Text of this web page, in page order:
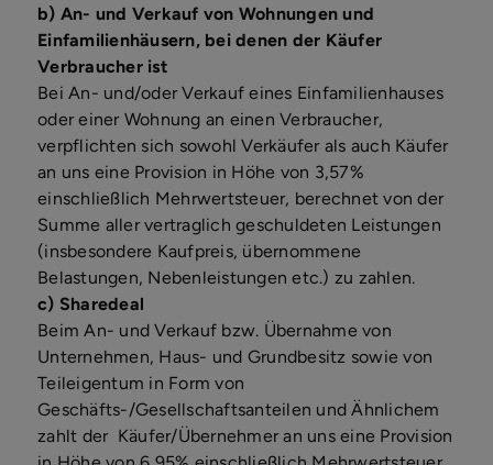
b) An- und Verkauf von Wohnungen und
Einfamilienhäusern, bei denen der Käufer
Verbraucher ist
Bei An- und/oder Verkauf eines Einfamilienhauses
oder einer Wohnung an einen Verbraucher,
verpflichten sich sowohl Verkäufer als auch Käufer
an uns eine Provision in Höhe von 3,57%
einschließlich Mehrwertsteuer, berechnet von der
Summe aller vertraglich geschuldeten Leistungen
(insbesondere Kaufpreis, übernommene
Belastungen, Nebenleistungen etc.) zu zahlen.
c) Sharedeal
Beim An- und Verkauf bzw. Übernahme von
Unternehmen, Haus- und Grundbesitz sowie von
Teileigentum in Form von
Geschäfts-/Gesellschaftsanteilen und Ähnlichem
zahlt der Käufer/Übernehmer an uns eine Provision